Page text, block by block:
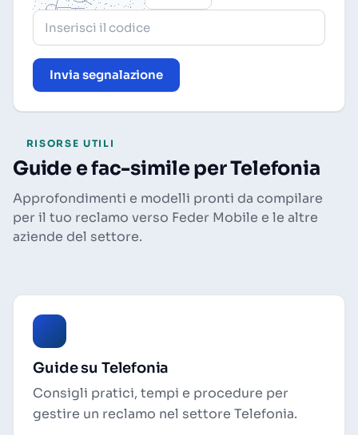
Invia segnalazione
RISORSE UTILI
Guide e fac-simile per Telefonia
Approfondimenti e modelli pronti da compilare
per il tuo reclamo verso Feder Mobile e le altre
aziende del settore.
Guide su Telefonia
Consigli pratici, tempi e procedure per
gestire un reclamo nel settore Telefonia.